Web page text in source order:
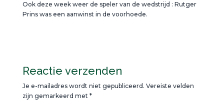
Ook deze week weer de speler van de wedstrijd : Rutger
Prins was een aanwinst in de voorhoede.
Reactie verzenden
Je e-mailadres wordt niet gepubliceerd. Vereiste velden
zijn gemarkeerd met *